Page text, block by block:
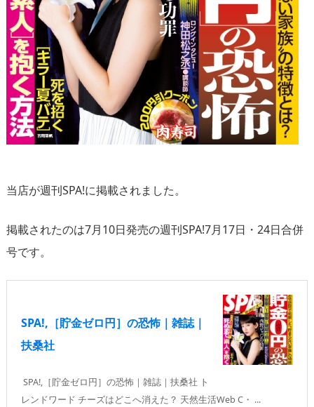
当店が週刊SPA!に掲載されました。
掲載されたのは7月10日発売の週刊SPA!7月17日・24日合併
号です。
SPA!,［貯金ゼロ円］の恐怖｜雑誌｜
扶桑社
SPA!,［貯金ゼロ円］の恐怖｜雑誌｜扶桑社 ト
レンドワード チーズはどこへ消えた？ 天然生活Web C・ ...